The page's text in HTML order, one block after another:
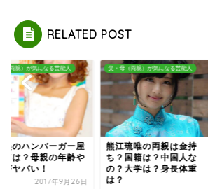
RELATED POST
（両親）が気になる芸能人
美のハンバーガー屋
前は？母親の年齢や
がヤバい！
2017年9月26日
父・母（両親）が気になる芸能人
熊江琉唯の両親は金持
ち？国籍は？中国人な
の？大学は？身長体重
は？